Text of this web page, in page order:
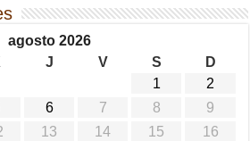
agosto 2026
J V S
D
1
2
6 7 8
9
13 14 15
16